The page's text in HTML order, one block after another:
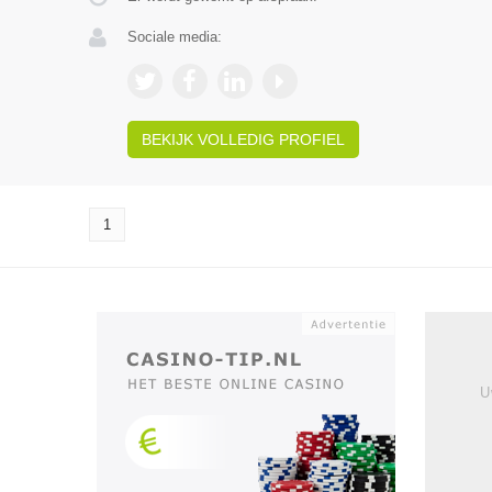
Sociale media:
BEKIJK VOLLEDIG PROFIEL
1